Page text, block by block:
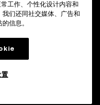
工作、个性化设计内容和
们还同社交媒体、广告和
信息。